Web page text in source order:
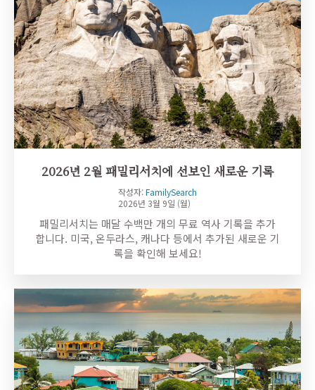
2026년 2월 패밀리서치에 선보인 새로운 기록
작성자:FamilySearch
2026년 3월 9일 (월)
패밀리서치는 매달 수백만 개의 무료 역사 기록을 추가
합니다. 미국, 온두라스, 캐나다 등에서 추가된 새로운 기
록을 확인해 보세요!